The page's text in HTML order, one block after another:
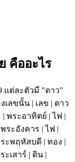
คืออะไร
แต่ละตัวมี "ดาว"
ลขนั้น | เลข | ดาว
| พระอาทิตย์ | ไฟ |
ระอังคาร | ไฟ |
ะพฤหัสบดี | ทอง |
เสาร์ | ดิน |